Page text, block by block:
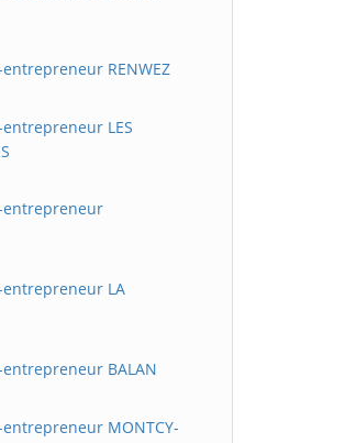
RENWEZ
LES
entrepreneur
LA
BALAN
MONTCY-